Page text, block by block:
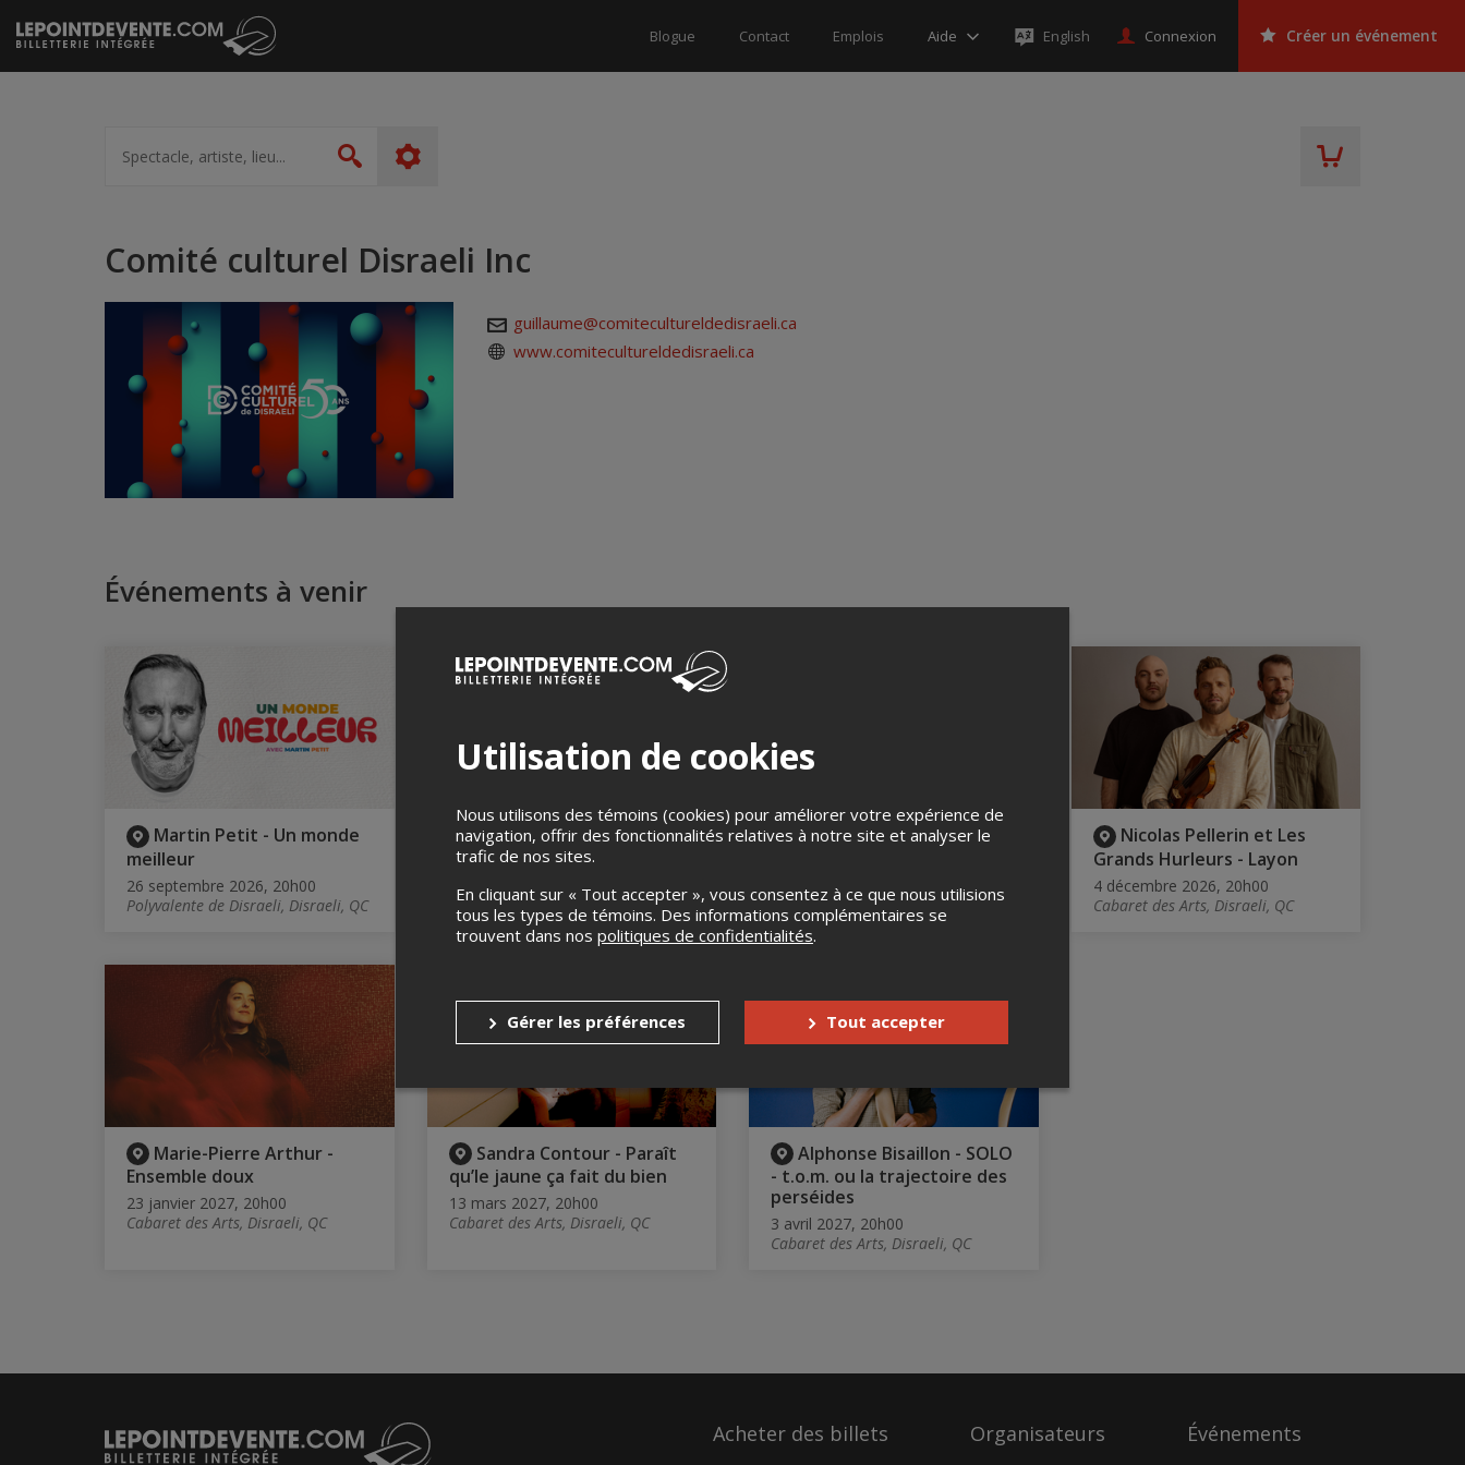
Passer
au
contenu
Blogue Contact Emplois Aide English Connexion Créer un événement
artiste,
lieu...
Rechercher
Comité culturel Disraeli Inc
guillaume@comitecultureldedisraeli.ca
www.comitecultureldedisraeli.ca
Événements à venir
Martin Petit - Un monde
meilleur
26 septembre 2026, 20h00
Polyvalente de Disraeli, Disraeli, QC
Mike Clay - Michael
Samba
31 octobre 2026, 20h00
Cabaret des Arts, Disraeli, QC
PB Rivard - Chat de Ruelle
7 novembre 2026, 20h00
Cabaret des Arts, Disraeli, QC
Nicolas Pellerin et Les
Grands Hurleurs - Layon
4 décembre 2026, 20h00
Cabaret des Arts, Disraeli, QC
Marie-Pierre Arthur -
Ensemble doux
23 janvier 2027, 20h00
Cabaret des Arts, Disraeli, QC
Sandra Contour - Paraît
qu’le jaune ça fait du bien
13 mars 2027, 20h00
Cabaret des Arts, Disraeli, QC
Alphonse Bisaillon - SOLO
- t.o.m. ou la trajectoire des
perséides
3 avril 2027, 20h00
Cabaret des Arts, Disraeli, QC
Acheter des billets Organisateurs Événements
Utilisation de cookies
Nous utilisons des témoins (cookies) pour améliorer votre expérience de
navigation, offrir des fonctionnalités relatives à notre site et analyser le
trafic de nos sites.
En cliquant sur « Tout accepter », vous consentez à ce que nous utilisions
tous les types de témoins. Des informations complémentaires se
trouvent dans nos politiques de confidentialités.
Gérer les préférences Tout accepter